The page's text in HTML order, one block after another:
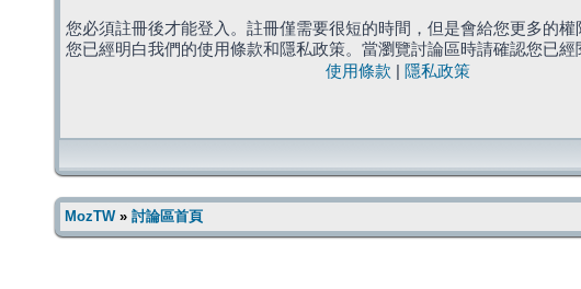
您必須註冊後才能登入。註冊僅需要很短的時間，但是會給您更多的
您已經明白我們的使用條款和隱私政策。當瀏覽討論區時請確認您已經
使用條款
隱私政策
MozTW» 討論區首頁